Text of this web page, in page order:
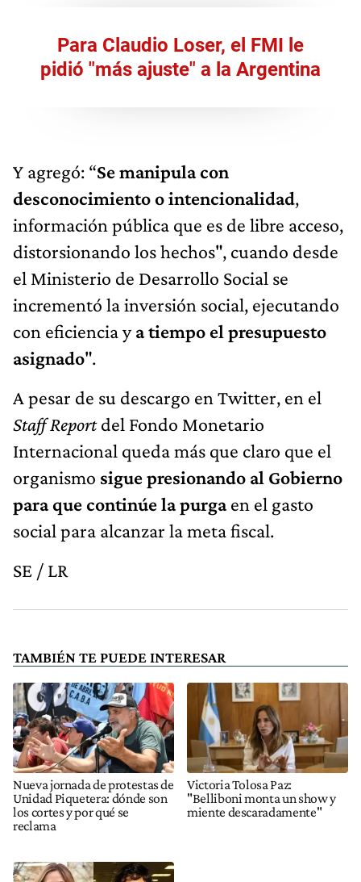
Para Claudio Loser, el FMI le
pidió "más ajuste" a la Argentina
Y agregó: “Se manipula con
desconocimiento o intencionalidad,
información pública que es de libre acceso,
distorsionando los hechos", cuando desde
el Ministerio de Desarrollo Social se
incrementó la inversión social, ejecutando
con eficiencia ya tiempo el presupuesto
asignado".
A pesar de su descargo en Twitter, en el
Staff Reportdel Fondo Monetario
Internacional queda más que claro que el
organismo sigue presionando al Gobierno
para que continúe la purgaen el gasto
social para alcanzar la meta fiscal.
SE / LR
TAMBIÉN TE PUEDE INTERESAR
Nueva jornada de protestas de
Unidad Piquetera: dónde son
los cortes y por qué se
reclama
Victoria Tolosa Paz:
"Belliboni monta un show y
miente descaradamente"